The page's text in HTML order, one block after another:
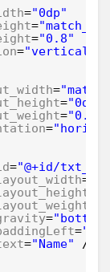
="0dp"
=
="0.8"
="vertical"
=
="0dp"
="0.5"
=
="@+id/
=
="bottom"
=
="Name"
/>